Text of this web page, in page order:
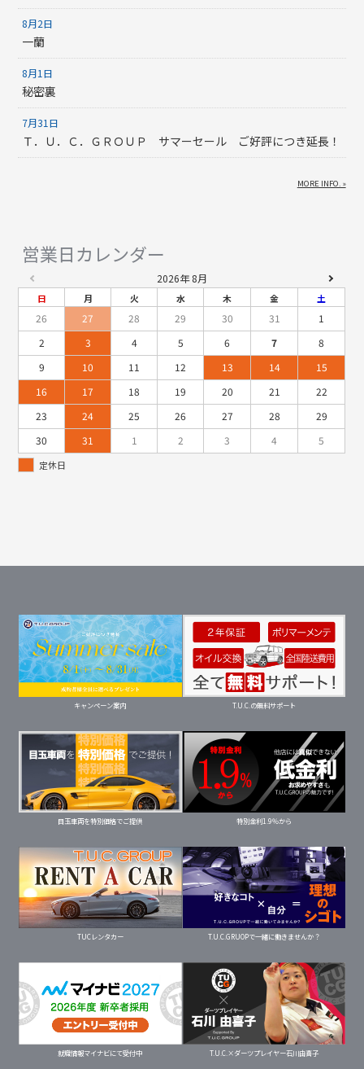
8月2日
一蘭
8月1日
秘密裏
7月31日
Ｔ．Ｕ．Ｃ．ＧＲＯＵＰ サマーセール ご好評につき延長！
MORE INFO. »
営業日カレンダー
2026年 8月
日 月 火 水 木 金 土
26 27 28 29 30 31
1
2
3 4 5 6 7
8
9
10 11 12 13 14
15
16
17 18 19 20 21
22
23
24 25 26 27 28
29
30
31 1 2 3 4 5
定休日
キャンペーン案内 T.U.C.の無料サポート
目玉車両を特別価格でご提供 特別金利1.9％から
TUCレンタカー T.U.C.GRUOPで一緒に働きませんか？
就職情報マイナビにて受付中 T.U.C.×ダーツプレイヤー石川由喜子